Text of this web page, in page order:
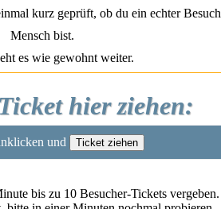
kurz geprüft, ob du ein echter
Mensch bist.
es wie gewohnt weiter.
hier ziehen:
und
bis zu 10 Besucher-Tickets vergeben.